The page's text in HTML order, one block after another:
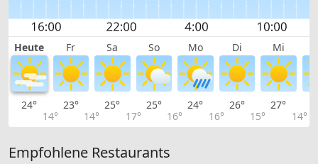
Heute Fr Sa So Mo Di Mi
24°
14°
23°
14°
25°
17°
25°
16°
24°
16°
26°
15°
27°
14°
Empfohlene Restaurants